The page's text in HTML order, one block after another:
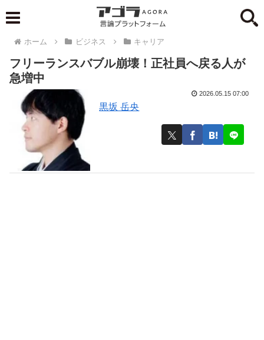
ホーム ビジネス キャリア
フリーランスバブル崩壊！正社員へ戻る人が
急増中
黒坂 岳央
2026.05.15 07:00